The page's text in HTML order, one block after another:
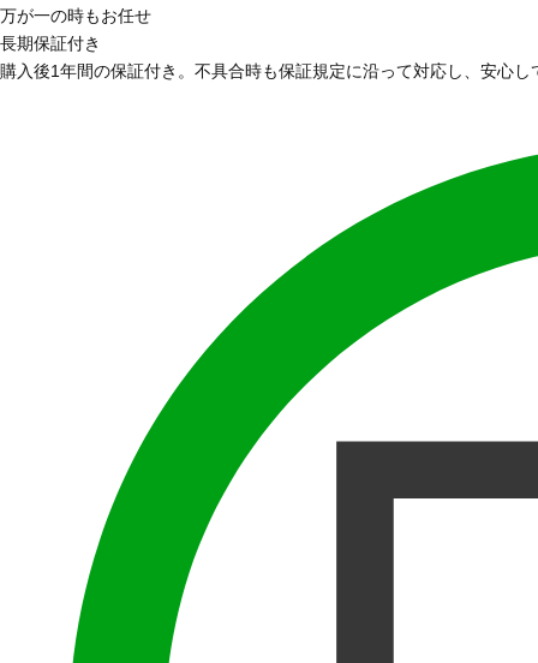
万が一の時もお任せ
長期保証付き
購入後1年間の保証付き。不具合時も保証規定に沿って対応し、安心